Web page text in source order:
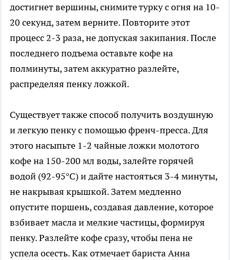
достигнет вершины, снимите турку с огня на 10-
20 секунд, затем верните. Повторите этот
процесс 2-3 раза, не допуская закипания. После
последнего подъема оставьте кофе на
полминуты, затем аккуратно разлейте,
распределяя пенку ложкой.
Существует также способ получить воздушную
и легкую пенку с помощью френч-пресса. Для
этого насыпьте 1-2 чайные ложки молотого
кофе на 150-200 мл воды, залейте горячей
водой (92-95°C) и дайте настояться 3-4 минуты,
не накрывая крышкой. Затем медленно
опустите поршень, создавая давление, которое
взбивает масла и мелкие частицы, формируя
пенку. Разлейте кофе сразу, чтобы пена не
успела осесть. Как отмечает бариста Анна